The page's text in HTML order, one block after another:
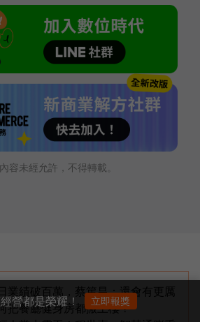
容未經允許，不得轉載。
業績破百萬，蔡篤昌：還會有更厲
把餐廳健身房都搬上樓？
營都是榮耀！ 立即報獎